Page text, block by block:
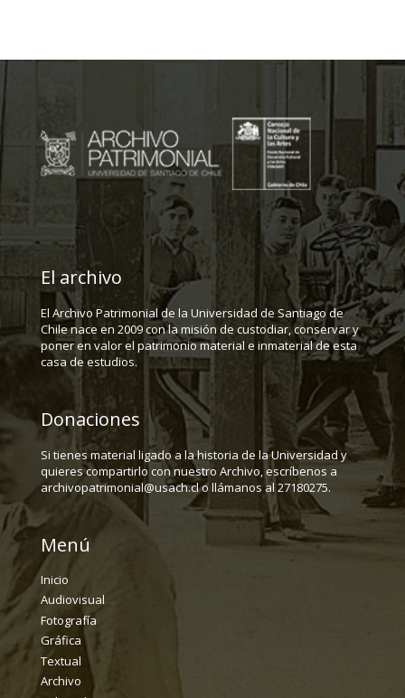
El archivo
El Archivo Patrimonial de la Universidad de Santiago de
Chile nace en 2009 con la misión de custodiar, conservar y
poner en valor el patrimonio material e inmaterial de esta
casa de estudios.
Donaciones
Si tienes material ligado a la historia de la Universidad y
quieres compartirlo con nuestro Archivo, escríbenos a
archivopatrimonial@usach.cl o llámanos al 27180275.
Menú
Inicio
Audiovisual
Fotografía
Gráfica
Textual
Archivo